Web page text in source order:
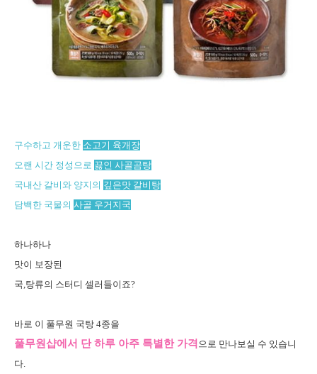
구수하고 개운한 소고기 육개장
오랜 시간 정성으로 끓인 사골곰탕
국내산 갈비와 양지의 깊은맛 갈비탕
담백한 국물의 사골 우거지국
하나하나
맛이 보장된
국,탕류의 스터디 셀러들이죠?
바로 이 풀무원 국탕 4종을
풀무원샵에서 단 하루 아주 특별한 가격 으로 만나보실 수 있습니
다.